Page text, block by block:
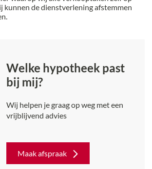
kunnen de dienstverlening afstemmen
Welke hypotheek past
bij mij?
Wij helpen je graag op weg met een
vrijblijvend advies
Maak afspraak